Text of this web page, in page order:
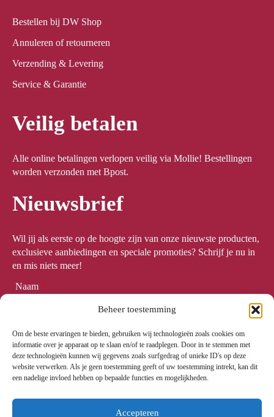
Beheer toestemming
Om de beste ervaringen te bieden, gebruiken wij technologieën zoals cookies om
informatie over je apparaat op te slaan en/of te raadplegen. Door in te stemmen met
deze technologieën kunnen wij gegevens zoals surfgedrag of unieke ID's op deze
website verwerken. Als je geen toestemming geeft of uw toestemming intrekt, kan dit
een nadelige invloed hebben op bepaalde functies en mogelijkheden.
Accepteren
Bestellen bij DW Shop
Annuleren of retourneren
Verzending & Levering
Service & Garantie
Veilig betalen
Alle online betalingen verlopen veilig via Mollie! Bestellingen
worden verzonden met Bpost.
Nieuwsbrief
Wil jij als eerste op de hoogte zijn van onze nieuwste producten,
exclusieve aanbiedingen en speciale promoties? Schrijf je nu in
en mis niets meer!
Naam *
Email *
Meld me aan